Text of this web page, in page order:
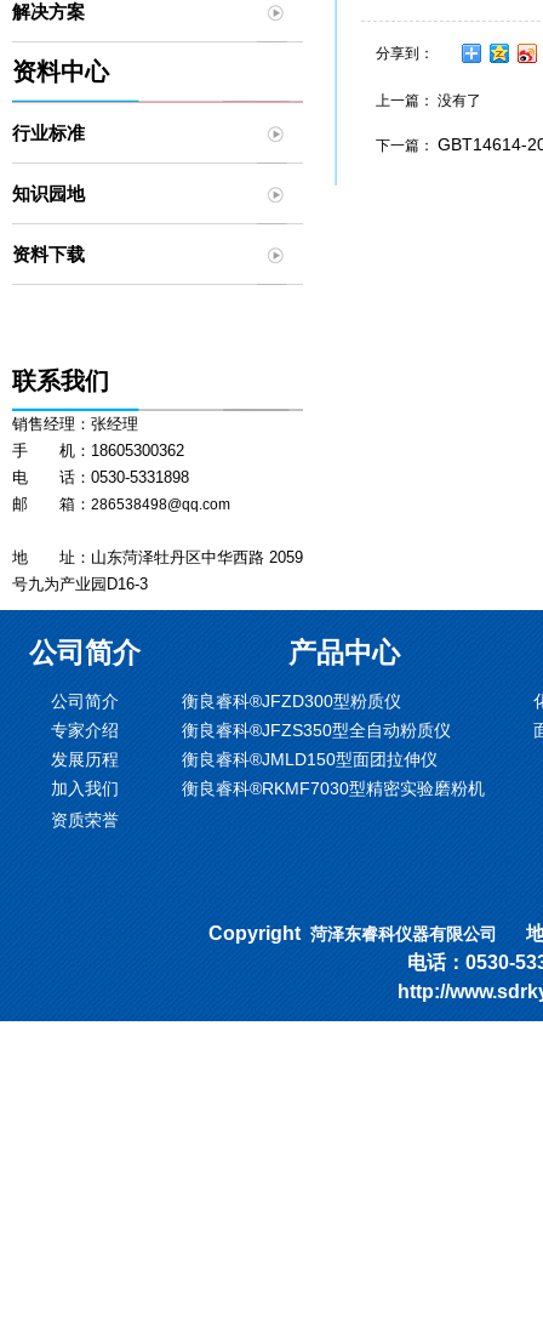
解决方案
资料中心
行业标准
知识园地
资料下载
联系我们
销售经理：张经理
手 机：18605300362
电 话：0530-5331898
邮 箱： 286538498@qq.com
地 址：山东菏泽牡丹区中华西路 2059
号九为产业园D16-3
分享到：
上一篇： 没有了
下一篇： GBT14614-
公司简介
公司简介
专家介绍
发展历程
加入我们
资质荣誉
产品中心
衡良睿科®JFZD300型粉质仪
衡良睿科®JFZS350型全自动粉质仪
衡良睿科®JMLD150型面团拉伸仪
衡良睿科®RKMF7030型精密实验磨粉机
Copyright 菏泽东睿科仪器有限公司
地
电话：0530-
http://